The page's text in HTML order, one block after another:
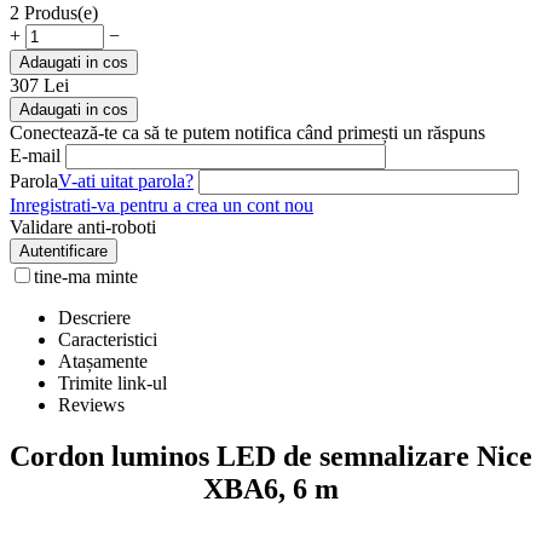
2 Produs(e)
+
−
Adaugati in cos
307 Lei
Adaugati in cos
Conectează-te ca să te putem notifica când primești un răspuns
E-mail
ParolaV-ati uitat parola?
Inregistrati-va pentru a crea un cont nou
Validare anti-roboti
Autentificare
tine-ma minte
Descriere
Caracteristici
Atașamente
Trimite link-ul
Reviews
Cordon luminos LED de semnalizare Nice
XBA6, 6 m